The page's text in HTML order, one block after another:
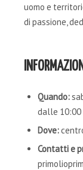
uomo e
di passione,
Quando:
dalle
Dove:
Contatti e